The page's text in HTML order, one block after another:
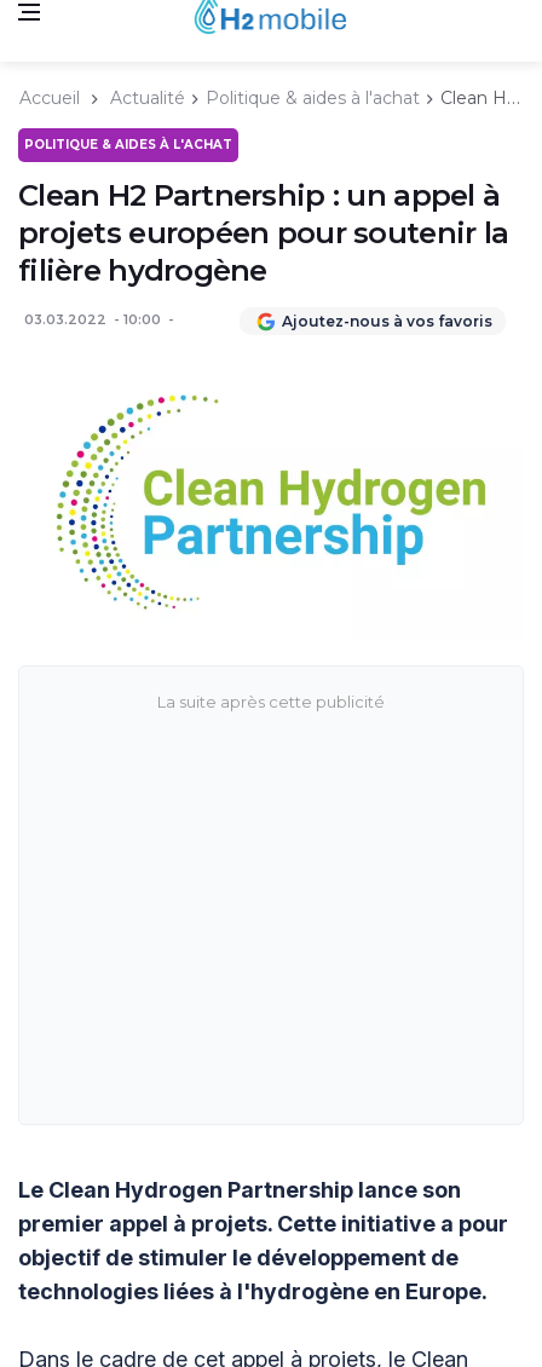
Accueil Actualité Politique & aides à l'achat Clean H2 Partnership : un appel à projets européen pour soutenir la filière hydrogène
POLITIQUE & AIDES À L'ACHAT
Clean H2 Partnership : un appel à
projets européen pour soutenir la
filière hydrogène
03.03.2022 10:00 Ajoutez-nous à vos favoris
Le Clean Hydrogen Partnership lance son
premier appel à projets. Cette initiative a pour
objectif de stimuler le développement de
technologies liées à l'hydrogène en Europe.
Dans le cadre de cet appel à projets, le Clean